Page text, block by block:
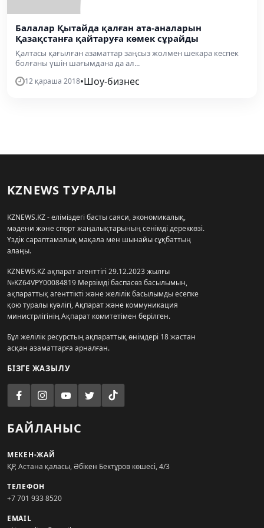
Балалар Қытайда қалған ата-аналарын
Қазақстанға қайтаруға көмек сұрайды
Қалтасы қағылған азаматтар заңсыз жолмен шекара кеспек
болғаны үшін шағымдана да ал...
12 қараша 2018•Шоу-бизнес
KZNEWS ТУРАЛЫ
KZNEWS.KZ - еліміздегі басты саяси, экономикалық,
мәдени және спорт жаңалықтарының сенімді дереккөзі.
Үздік сараптамалық мақала мен шынайы сұқбаттың
алаңы.
KZNEWS.KZ ақпарат агенттігі 29.12.2023 жылғы
№KZ64VPY00084819 Мерзімді баспасөз басылымын,
ақпараттық агенттікті және желілік басылымды есепке
қою туралы куәлігі, Ақпарат және коммуникация
министрлігінің Ақпарат комитетімен берілген.
Бұл желілік ресурстың ақпараттық өнімдері 18 жастан
асқан азаматтарға арналған.
БІЗГЕ ЖАЗЫЛУ
БАЙЛАНЫС
МЕКЕН-ЖАЙ
ҚР, Астана қаласы, Әбікен Бектұров көшесі, 4/3
ТЕЛЕФОН
+7 701 933 8520
EMAIL